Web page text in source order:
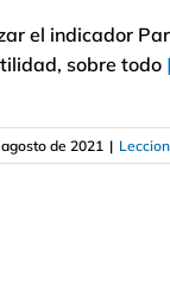
el indicador
sobre todo
de 2021 |